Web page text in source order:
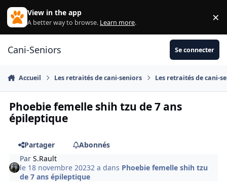
Aller au contenu
View in the app
A better way to browse. Learn more. ×
Cani-Seniors Se connecter
Accueil Les retraités de cani-seniors Les retraités de cani-
Phoebie femelle shih tzu de 7 ans
épileptique
Partager
Abonnés
ParS.Rault
le 18 novembre 20232 a dans Phoebie femelle shih tzu
de 7 ans épileptique